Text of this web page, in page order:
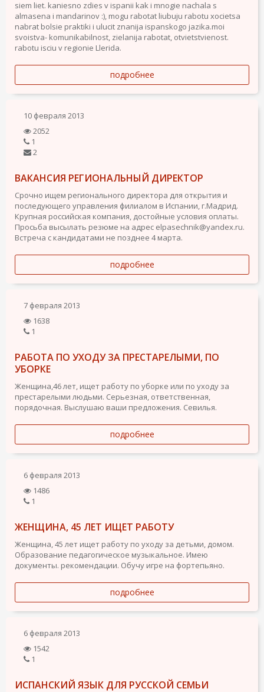
siem liet. kaniesno zdies v ispanii kak i mnogie nachala s
almasena i mandarinov :), mogu rabotat liubuju rabotu xocietsa
nabrat bolsie praktiki i ulucit znanija ispanskogo jazika.moi
svoistva- komunikabilnost, zielanija rabotat, otvietstvienost.
rabotu isciu v regionie Llerida.
подробнее
10 февраля 2013
2052
1
2
ВАКАНСИЯ РЕГИОНАЛЬНЫЙ ДИРЕКТОР
Срочно ищем регионального директора для открытия и
последующего управления филиалом в Испании, г.Мадрид.
Крупная российская компания, достойные условия оплаты.
Просьба высылать резюме на адрес elpasechnik@yandex.ru.
Встреча с кандидатами не позднее 4 марта.
подробнее
7 февраля 2013
1638
1
РАБОТА ПО УХОДУ ЗА ПРЕСТАРЕЛЫМИ, ПО
УБОРКЕ
Женщина,46 лет, ищет работу по уборке или по уходу за
престарелыми людьми. Серьезная, ответственная,
порядочная. Выслушаю ваши предложения. Севилья.
подробнее
6 февраля 2013
1486
1
ЖЕНЩИНА, 45 ЛЕТ ИЩЕТ РАБОТУ
Женщина, 45 лет ищет работу по уходу за детьми, домом.
Образование педагогическое музыкальное. Имею
документы. рекомендации. Обучу игре на фортепьяно.
подробнее
6 февраля 2013
1542
1
ИСПАНСКИЙ ЯЗЫК ДЛЯ РУССКОЙ СЕМЬИ